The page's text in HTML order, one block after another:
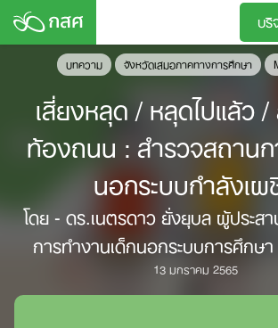
Skip
บ
บทความ จังหวัดเสมอภาคทางการศึกษา
เสี่ยงหลุด / หลุดไปแล้ว
ท้องถนน : สำรวจสถาน
นอกระบบกำลังเ
โดย - ดร.เนตรดาว ยั่งยุบล ผู้ประส
การทำงานเด็กนอกระบบการศึกษ
13 มกราคม 2565